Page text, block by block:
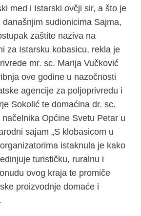
med i Istarski ovčji sir, a što je
sudionicima Sajma,
zaštite naziva na
za Istarsku kobasicu, rekla je
mr. sc. Marija Vučković
ove godine u nazočnosti
agencije za poljoprivredu i
Sokolić te domaćina dr. sc.
Općine Svetu Petar u
sajam „S klobasicom u
istaknula je kako
turističku, ruralnu i
ovog kraja te promiče
proizvodnje domaće i